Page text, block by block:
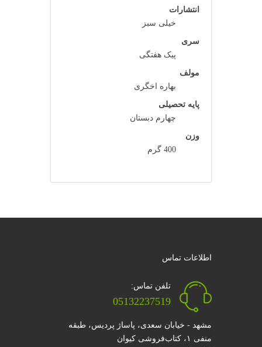
انتشارات
خیلی سبز
سری
پیک هفتگی
مولف
بهاره اخگری
پایه تحصیلی
چهارم دبستان
وزن
400 گرم
اطلاعات تماس
تلفن تماس:
05132237519
مشهد - خیابان سعدی، پاساژ پردیس، طبقه
منفی ۱، کتاب‌فروشی کیوان